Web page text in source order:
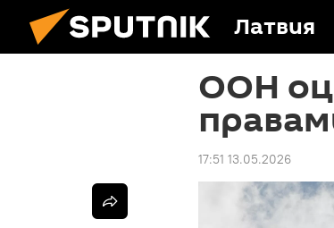
Латвия
ООН
17:51 13.05.2026